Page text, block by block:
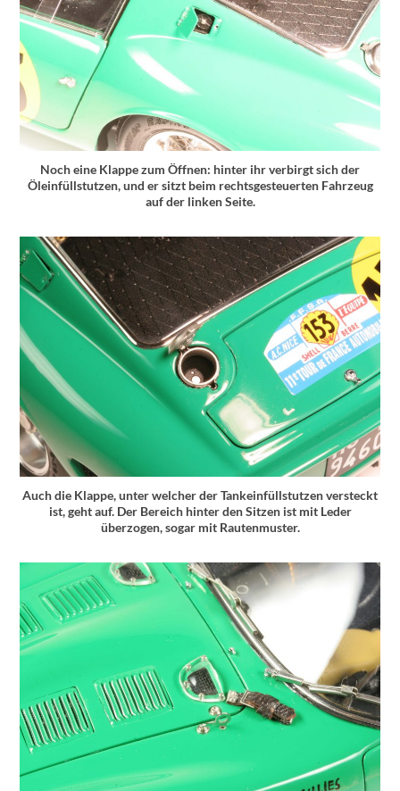
Noch eine Klappe zum Öffnen: hinter ihr verbirgt sich der
Öleinfüllstutzen, und er sitzt beim rechtsgesteuerten Fahrzeug
auf der linken Seite.
Auch die Klappe, unter welcher der Tankeinfüllstutzen versteckt
ist, geht auf. Der Bereich hinter den Sitzen ist mit Leder
überzogen, sogar mit Rautenmuster.